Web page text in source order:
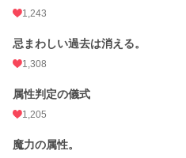
1,243
忌まわしい過去は消える。
1,308
属性判定の儀式
1,205
魔力の属性。